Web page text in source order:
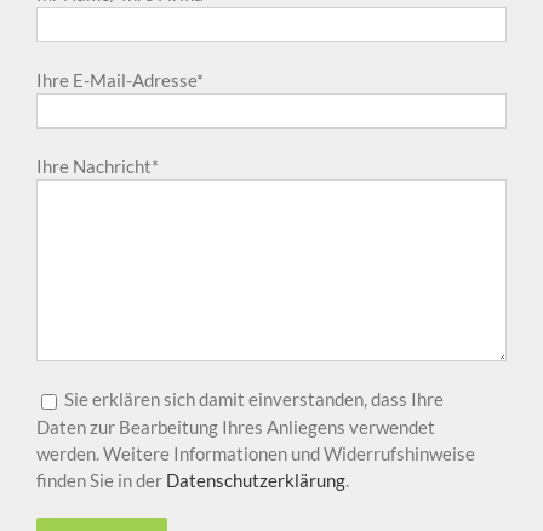
Ihre E-Mail-Adresse*
Ihre Nachricht*
Sie erklären sich damit einverstanden, dass Ihre
Daten zur Bearbeitung Ihres Anliegens verwendet
werden. Weitere Informationen und Widerrufshinweise
finden Sie in der Datenschutzerklärung